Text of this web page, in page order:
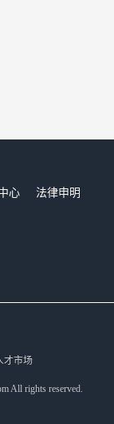
心
法律申明
才市场
All rights reserved.